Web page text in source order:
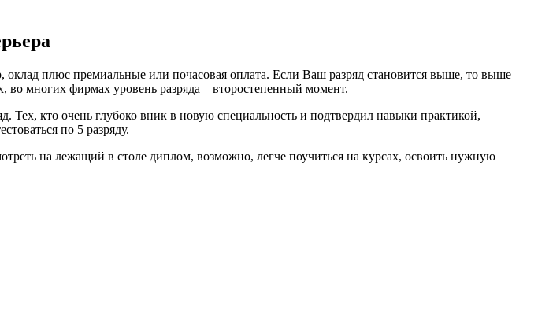
плюс премиальные или почасовая оплата. Если Ваш разряд становится выше, то выше
многих фирмах уровень разряда – второстепенный момент.
Тех, кто очень глубоко вник в новую специальность и подтвердил навыки практикой,
по 5 разряду.
на лежащий в столе диплом, возможно, легче поучиться на курсах, освоить нужную